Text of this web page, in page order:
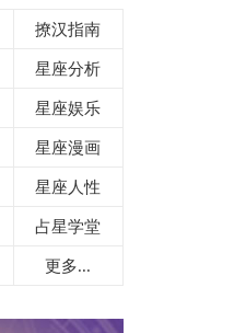
撩汉指南
星座分析
星座娱乐
星座漫画
星座人性
占星学堂
更多...